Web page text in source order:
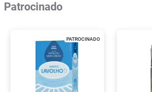
Patrocinado
PATROCINADO